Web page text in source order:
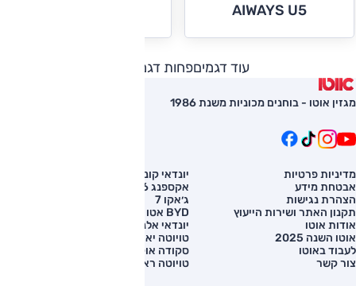
AIWAYS U5
עוד דגמיםפחות דגמים
מגזין אוטו - בוחנים מכוניות משנת 1986
מדיניות פרטיות
אבטחת מידע
הצהרת נגישות
תקנון האתר ושירות הייעוץ
אודות אוטו
אוטו השנה 2025
לעבוד באוטו
צור קשר
יונדאי קונה
אקספנג G6
ג׳אקו 7
BYD אטו 3
יונדאי אלנטרה
טויוטה יאריס קרוס
סקודה אוקטביה
טויוטה ראב 4